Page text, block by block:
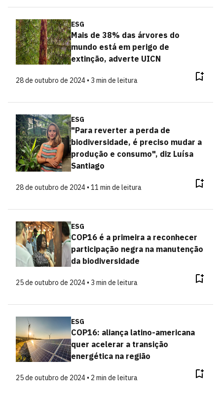
ESG
Mais de 38% das árvores do
mundo está em perigo de
extinção, adverte UICN
28 de outubro de 2024 • 3 min de leitura
ESG
"Para reverter a perda de
biodiversidade, é preciso mudar a
produção e consumo", diz Luísa
Santiago
28 de outubro de 2024 • 11 min de leitura
ESG
COP16 é a primeira a reconhecer
participação negra na manutenção
da biodiversidade
25 de outubro de 2024 • 3 min de leitura
ESG
COP16: aliança latino-americana
quer acelerar a transição
energética na região
25 de outubro de 2024 • 2 min de leitura